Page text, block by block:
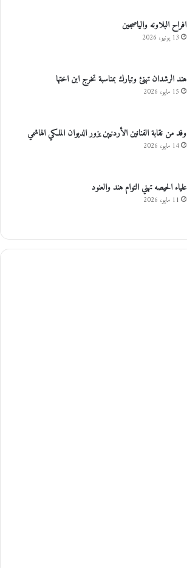
افراح البلاونه والياصجين
13 يونيو، 2026
هند الرشدان تهنئ وتبارك بمناسبة تخرج ابن اختها
15 مايو، 2026
وفد من نقابة الفنانين الأردنيين يزور الديوان الملكي الهاشمي
14 مايو، 2026
علياء الحيصه تهني التوام هند والعنود
11 مايو، 2026